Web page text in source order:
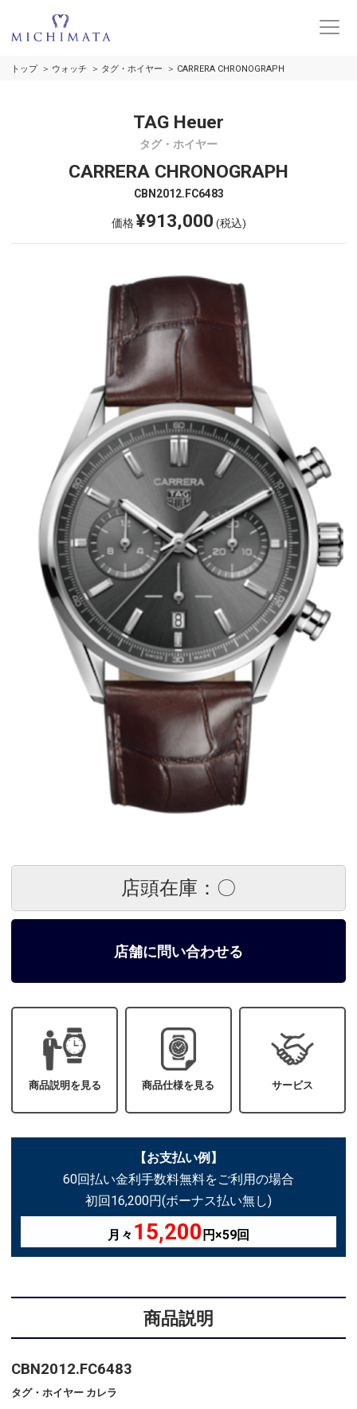
トップ ウォッチ タグ・ホイヤー CARRERA CHRONOGRAPH
TAG Heuer
タグ・ホイヤー
CARRERA CHRONOGRAPH
CBN2012.FC6483
価格¥913,000 (税込)
店頭在庫：〇
店舗に問い合わせる
商品説明を見る 商品仕様を見る サービス
【お支払い例】
60回払い金利手数料無料をご利用の場合
初回16,200円(ボーナス払い無し)
月々 15,200 円×59回
商品説明
CBN2012.FC6483
タグ・ホイヤー カレラ